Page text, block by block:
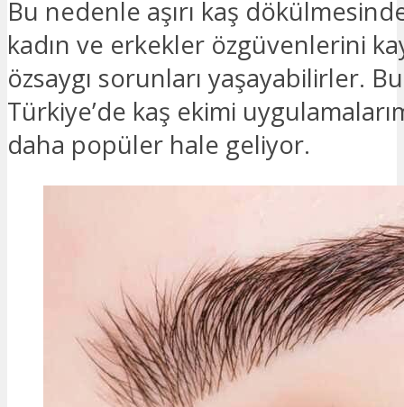
Bu nedenle aşırı kaş
kadın ve erkekler özgüvenlerini
özsaygı sorunları yaşayabilirler.
Türkiye’de kaş ekimi
daha popüler hale geliyor.